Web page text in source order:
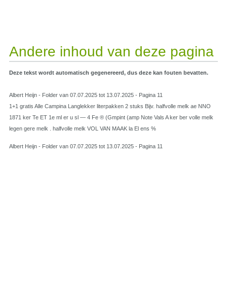
Andere inhoud van deze pagina
Deze tekst wordt automatisch gegenereerd, dus deze kan fouten bevatten.
Albert Heijn - Folder van 07.07.2025 tot 13.07.2025 - Pagina 11
1+1 gratis Alle Campina Langlekker literpakken 2 stuks Bijv. halfvolle melk ae NNO
1871 ker Te ET 1e ml er u sl — 4 Fe ® (Gmpint (amp Note Vals A ker ber volle melk
legen gere melk . halfvolle melk VOL VAN MAAK la El ens %
Albert Heijn - Folder van 07.07.2025 tot 13.07.2025 - Pagina 11